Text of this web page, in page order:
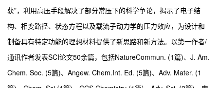
获”，利用高压手段解决了部分常压下的科学争论，揭示了电子结
构、相变路径、状态方程以及载流子动力学的压力效应，为设计和
制备具有特定功能的理想材料提供了新思路和新方法。以第一作者/
通讯作者发表SCI论文50余篇，包括NatureCommun. (1篇)、J. Am.
Chem. Soc. (5篇)、Angew. Chem.Int. Ed. (5篇)、Adv. Mater. (1